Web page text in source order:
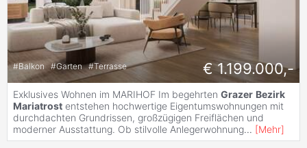
#Balkon #Garten #Terrasse € 1.199.000,-
Exklusives Wohnen im MARIHOF Im begehrten Grazer Bezirk
Mariatrost entstehen hochwertige Eigentumswohnungen mit
durchdachten Grundrissen, großzügigen Freiflächen und
moderner Ausstattung. Ob stilvolle Anlegerwohnung... [Mehr]